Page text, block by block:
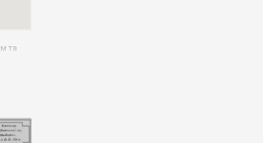
та